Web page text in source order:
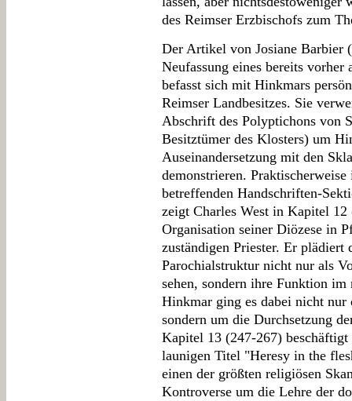
des Reimser Erzbischofs zum
Der Artikel von Josiane Barbier
Neufassung eines bereits vorher
befasst sich mit Hinkmars
Reimser Landbesitzes. Sie
Abschrift des Polyptichons von
Besitztümer des Klosters) um
Auseinandersetzung mit den
demonstrieren.
betreffenden Handschriften-
zeigt Charles West in Kapitel
Organisation seiner Diözese in
zuständigen Priester. Er plädiert
Parochialstruktur nicht nur als
sehen, sondern ihre Funktion im
Hinkmar ging es dabei nicht nur
sondern um die Durchsetzung
Kapitel 13 (247-267)
launigen Titel "Heresy in the
einen der größten religiösen
Kontroverse um die Lehre der